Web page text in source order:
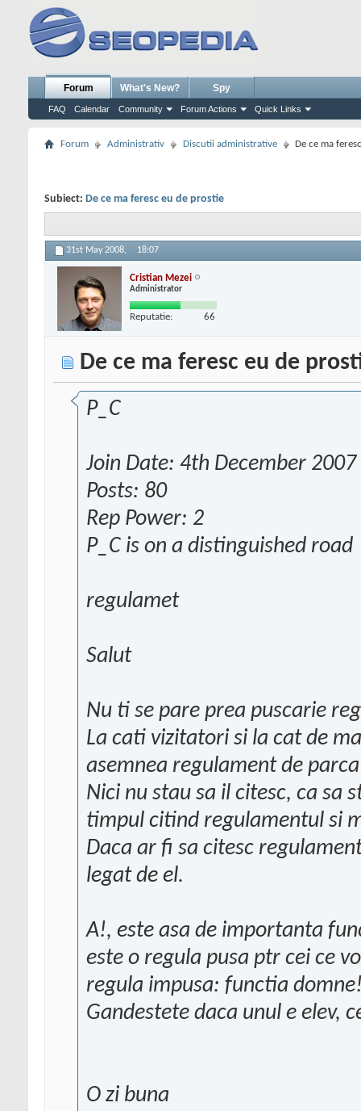
Forum
FAQ Calendar Community Forum Actions Quick Links
What's New? Spy
Forum Administrativ Discutii administrative De ce ma
Subiect: De ce ma feresc eu de prostie
31st May 2008, 18:07
Cristian Mezei
Administrator
Reputatie: 66
De ce ma feresc eu de
P_C
Join Date: 4th December 2007
Posts: 80
Rep Power: 2
P_C is on a distinguished road
regulamet
Salut
Nu ti se pare prea puscarie
La cati vizitatori si la cat de
asemnea regulament de
Nici nu stau sa il citesc, ca sa
timpul citind regulamentul si
Daca ar fi sa citesc
legat de el.
A!, este asa de importanta
este o regula pusa ptr cei ce
regula impusa: functia
Gandestete daca unul e elev,
O zi buna